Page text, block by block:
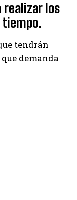
realizar los
tiempo.
tendrán
demanda